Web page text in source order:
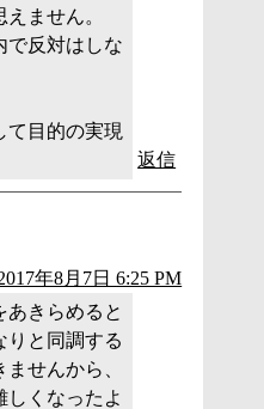
ません。
で反対はしな
目的の実現
返信
年8月7日 6:25 PM
きらめると
りと同調する
せんから、
くなったよ